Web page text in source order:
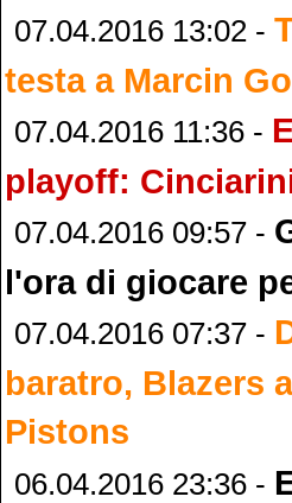
07.04.2016 13:02 -
testa a Marcin
07.04.2016 11:36 -
playoff:
07.04.2016 09:57 -
l'ora di giocare
07.04.2016 07:37 -
baratro, Blazers
Pistons
06.04.2016 23:36 -